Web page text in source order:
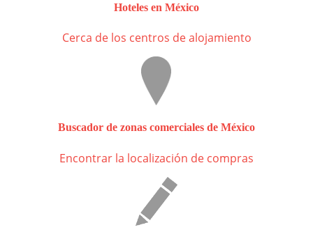
Hoteles en México
Cerca de los centros de alojamiento
Buscador de zonas comerciales de México
Encontrar la localización de compras